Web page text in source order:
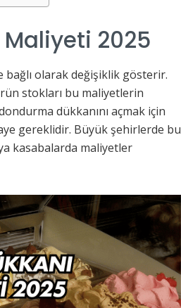
2025
bağlı olarak değişiklik gösterir.
stokları bu maliyetlerin
dükkanını açmak için
gereklidir. Büyük şehirlerde bu
kasabalarda maliyetler